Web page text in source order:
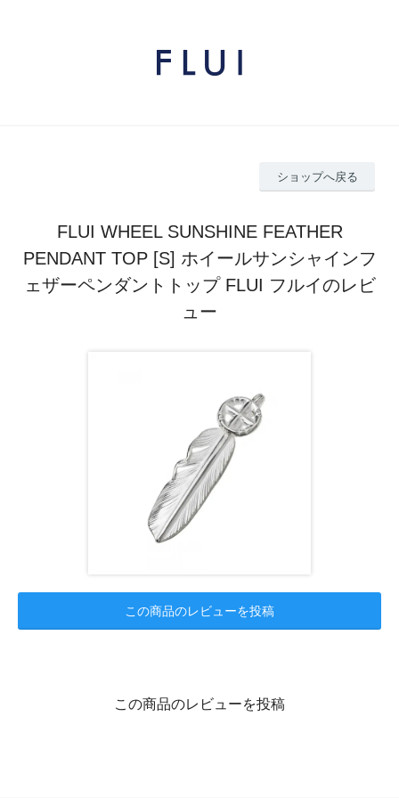
ショップへ戻る
FLUI WHEEL SUNSHINE FEATHER
PENDANT TOP [S] ホイールサンシャインフ
ェザーペンダントトップ FLUI フルイのレビ
ュー
この商品のレビューを投稿
この商品のレビューを投稿